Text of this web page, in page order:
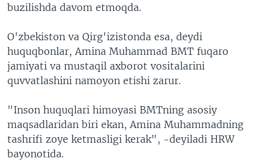
buzilishda davom etmoqda.
O'zbekiston va Qirg'izistonda esa, deydi
huquqbonlar, Amina Muhammad BMT fuqaro
jamiyati va mustaqil axborot vositalarini
quvvatlashini namoyon etishi zarur.
"Inson huquqlari himoyasi BMTning asosiy
maqsadlaridan biri ekan, Amina Muhammadning
tashrifi zoye ketmasligi kerak", -deyiladi HRW
bayonotida.